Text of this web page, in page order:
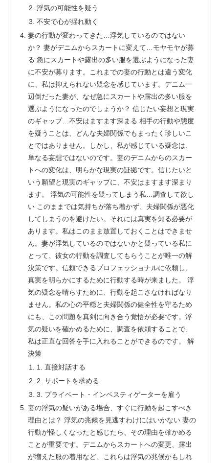
浮気の可能性を疑う
不安で心が揺れ動く
妻の行動が変わってきた…浮気しているのではない
か？ 妻がデニムからスカートに変えて…モヤモヤが募
る 急にスカートや露出の多い服を選ぶようになった妻
に不安が募ります。これまでの妻の行動とは違う変化
に、私は抑えられない疑念を感じています。デニム一
辺倒だった妻が、なぜ急にスカートや露出の多い服を
選ぶようになったのでしょうか？ 信じたい妄想と現実
のギャップ…不安はますます深まる 相手の行動や態度
を疑うことは、どんな夫婦関係でもまったく珍しいこ
とではありません。しかし、私が感じている疑念は、
単なる妄想ではないのです。妻のデニムからのスカー
トへの変化は、明らかな現実の証拠です。信じたいと
いう願望と現実のギャップに、不安はますます深まり
ます。 浮気の可能性を疑ってしまう私…調査して欲し
い このままでは気持ちが落ち着かず、夫婦関係が悪化
してしまうのを避けたい。それには真実を知る必要が
あります。私はこのまま放置しておくことはできませ
ん。妻が浮気しているのではないかと疑っている私に
とって、彼女の行動を調査してもらうことが唯一の解
決策です。信頼できるプロフェッショナルに依頼し、
真実を明らかにするために行動する時が来ました。 浮
気の疑念を晴らすために、行動を起こさなければなり
ません。私の心の平穏と夫婦関係の健全性を守るため
にも、この問題を真剣に向き合う覚悟が必要です。浮
気の疑いを確かめるために、調査を依頼することで、
私は正直な回答を手に入れることができるのです。 解
決策
1. 直接対話する
2. サポートを求める
3. プライベート・インベスティゲーターを雇う
妻の浮気の疑いがある場合、すぐに行動を起こすべき
理由とは？ 浮気の兆候を見逃すわけにはいかない 妻の
行動が怪しくなったと感じたら、その理由を確かめる
ことが重要です。デニムからスカートへの変更、露出
が増えた服の着用など、これらは浮気の兆候かもしれ